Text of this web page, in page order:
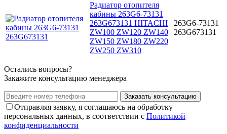
Радиатор отопителя
кабины 263G6-73131
263G673131 HITACHI
ZW100 ZW120 ZW140
ZW150 ZW180 ZW220
ZW250 ZW310
263G6-73131
263G673131
Остались вопросы?
Закажите консультацию менеджера
Заказать консультацию
Отправляя заявку, я соглашаюсь на обработку
персональных данных, в соответствии с Политикой
конфиденциальности